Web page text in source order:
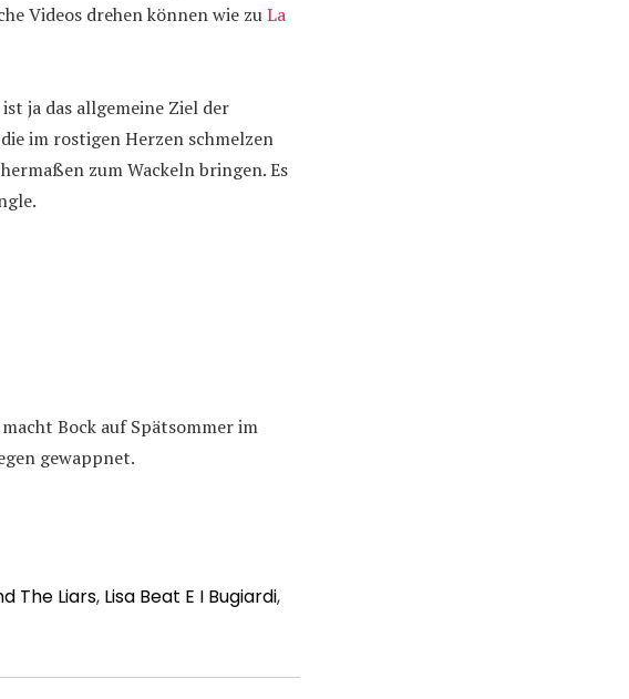
Videos drehen können wie zuLa
ja das allgemeine Ziel der
im rostigen Herzen schmelzen
zum Wackeln bringen. Es
Bock auf Spätsommer im
gewappnet.
The Liars, Lisa Beat E I Bugiardi,